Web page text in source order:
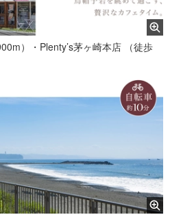
）・Plenty’s茅ヶ崎本店 （徒歩